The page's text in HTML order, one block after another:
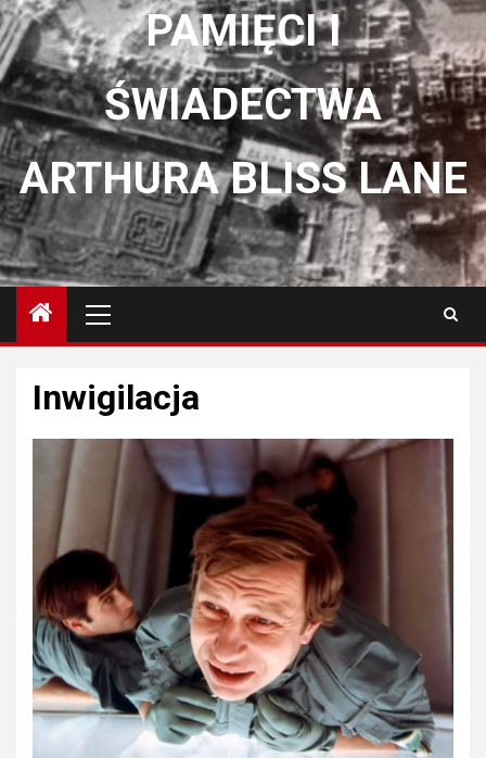
PAMIĘCI I
ŚWIADECTWA
ARTHURA BLISS LANE
główne
Inwigilacja